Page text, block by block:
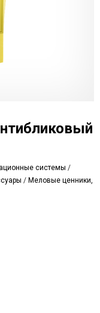
системы /
/ Меловые ценники,